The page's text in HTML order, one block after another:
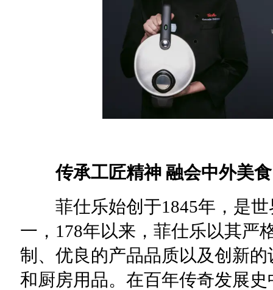
传承工匠精神 融会中外美食
菲仕乐始创于1845年，是世
一，178年以来，菲仕乐以其严
制、优良的产品品质以及创新
和厨房用品。在百年传奇发展